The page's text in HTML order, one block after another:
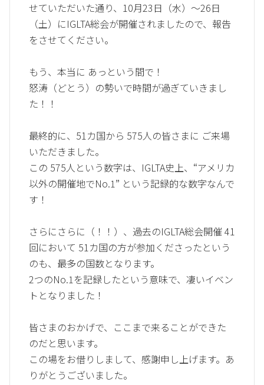
せていただいた通り、10月23日（水）～26日
（土）にIGLTA総会が開催されましたので、報告
をさせてください。
もう、本当に あっという間で！
怒涛（どとう）の勢いで時間が過ぎていきまし
た！！
最終的に、51カ国から 575人の皆さまに ご来場
いただきました。
この 575人という数字は、IGLTA史上、“アメリカ
以外の開催地でNo.1” という記録的な数字なんで
す！
さらにさらに（！！）、過去のIGLTA総会開催 41
回において 51カ国の方が参加くださったという
のも、最多の国数となります。
2つのNo.1を記録したという意味で、凄いイベン
トとなりました！
皆さまのおかげで、ここまで来ることができた
のだと思います。
この場をお借りしまして、感謝申し上げます。あ
りがとうございました。